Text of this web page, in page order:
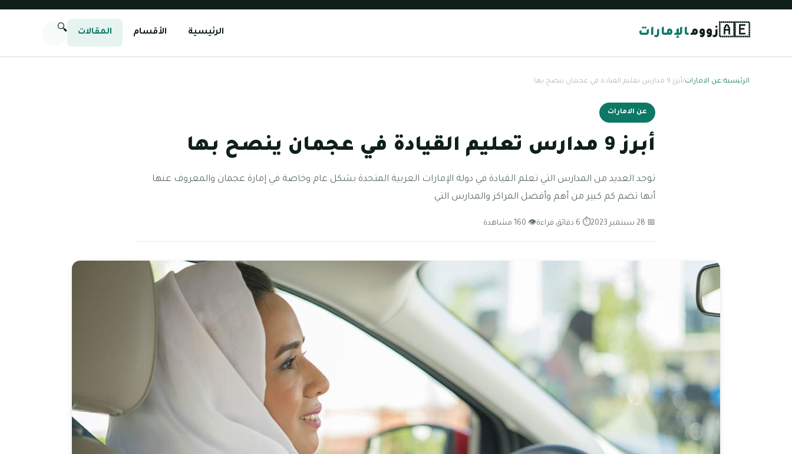
🇦🇪زوومالإمارات الرئيسية الأقسام المقالات 🔍
الرئيسية/عن الامارات/أبرز 9 مدارس تعليم القيادة في عجمان ينصح بها
عن الامارات
أبرز 9 مدارس تعليم القيادة في عجمان ينصح بها
توجد العديد من المدارس التي تعلم القيادة في دولة الإمارات العربية المتحدة بشكل عام وخاصة في إمارة عجمان والمعروف عنها
أنها تضم كم كبير من أهم وأفضل المراكز والمدارس التي
📅 28 سبتمبر 2023 ⏱ 6 دقائق قراءة 👁 160 مشاهدة